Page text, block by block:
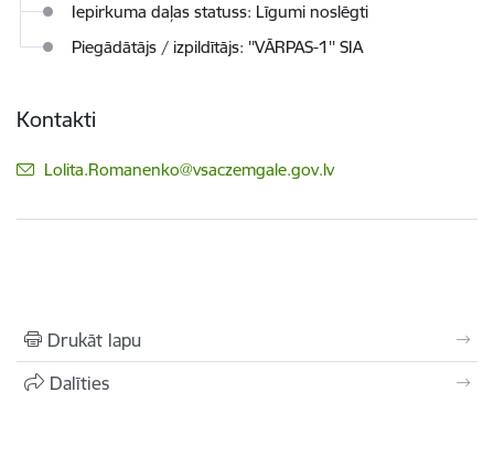
Iepirkuma daļas statuss: Līgumi noslēgti
Piegādātājs / izpildītājs: ''VĀRPAS-1'' SIA
Kontakti
E-pasts:
Lolita.Romanenko@vsaczemgale.gov.lv
Drukāt lapu
Dalīties